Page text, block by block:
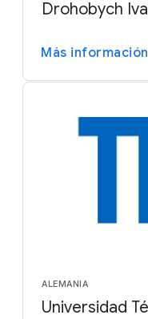
Drohobych
Más información
ALEMANIA
Universidad